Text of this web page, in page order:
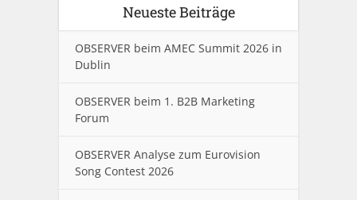
Neueste Beiträge
OBSERVER beim AMEC Summit 2026 in
Dublin
OBSERVER beim 1. B2B Marketing
Forum
OBSERVER Analyse zum Eurovision
Song Contest 2026